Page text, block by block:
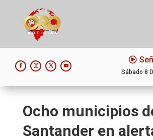
Sábado 8
Ocho municipios
Santander en